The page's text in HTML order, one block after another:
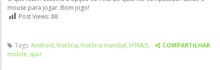
mouse para jogar. Bom jogo!
Post Views: 88
Tags: Android, história, história mundial, HTML5,
mobile, quiz
COMPARTILHAR